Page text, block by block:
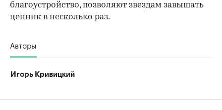
благоустройство, позволяют звездам завышать
ценник в несколько раз.
Авторы
Игорь Кривицкий